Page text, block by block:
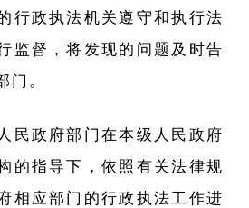
行政执法机关遵守和执行法
监督，将发现的问题及时告
门。
民政府部门在本级人民政府
的指导下，依照有关法律规
相应部门的行政执法工作进